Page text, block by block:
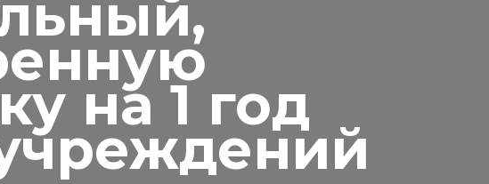
на 1 год